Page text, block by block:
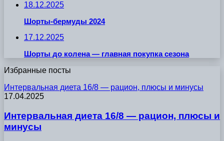
18.12.2025
Шорты-бермуды 2024
17.12.2025
Шорты до колена — главная покупка сезона
Избранные посты
Интервальная диета 16/8 — рацион, плюсы и минусы
17.04.2025
Интервальная диета 16/8 — рацион, плюсы и
минусы